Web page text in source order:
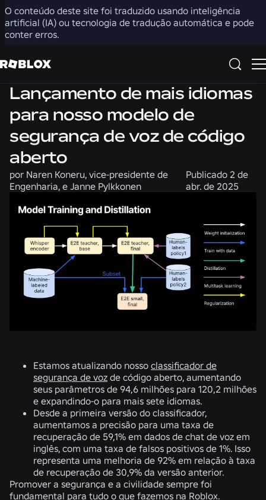
O conteúdo deste site foi traduzido usando inteligência
artificial (IA) ou tecnologia de tradução automática e pode
conter erros.
Compartilhar
Notícias
Lançamento de mais idiomas
para nosso modelo de
segurança de voz de código
aberto
por Naren Koneru, vice-presidente de
Engenharia, e Janne Pylkkonen
Publicado 2 de
abr. de 2025
Estamos atualizando nosso classificador de
segurança de voz de código aberto, aumentando
seus parâmetros de 94,6 milhões para 120,2 milhões
e expandindo-o para mais sete idiomas.
Desde a primeira versão do classificador,
aumentamos a precisão para uma taxa de
recuperação de 59,1% em dados de chat de voz em
inglês, com uma taxa de falsos positivos de 1%. Isso
representa uma melhoria de 92% em relação à taxa
de recuperação de 30,9% da versão anterior.
Promover a segurança e a civilidade sempre foi
fundamental para tudo o que fazemos na Roblox.